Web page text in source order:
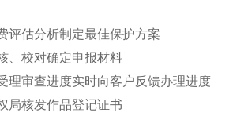
评估分析制定最佳保护方案
、校对确定申报材料
理审查进度实时向客户反馈办理进度
局核发作品登记证书